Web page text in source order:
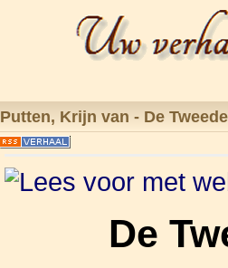
Putten, Krijn van - De
De